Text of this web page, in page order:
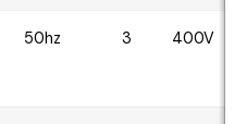
50hz 3 400V